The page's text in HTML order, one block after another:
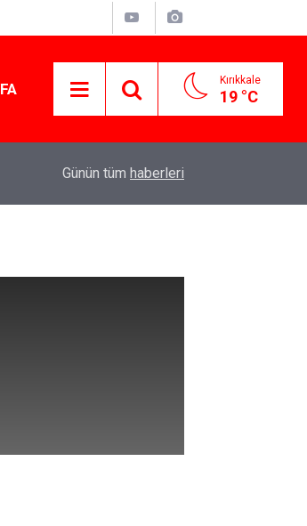
Kırıkkale
19 °C
Kırıkkale Çalılıöz Mahallesi'nde altyapı
Günün tüm haberleri